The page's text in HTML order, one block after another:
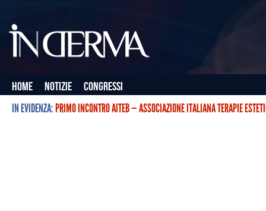
Home Notizie
Congressi
IN EVIDENZA:PRIMO INCONTRO AITEB — ASSOCIAZIONE ITALIANA TERAPIE